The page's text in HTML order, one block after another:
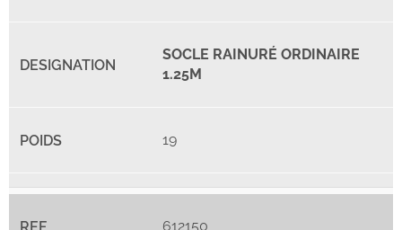
SOCLE RAINURÉ ORDINAIRE
1.25M
19
612150